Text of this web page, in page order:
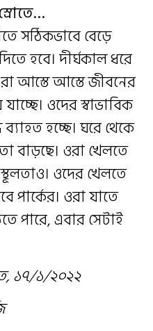
সঠিকভাবে বেড়ে
হবে। দীর্ঘকাল ধরে
আস্তে আস্তে জীবনের
ওদের স্বাভাবিক
হচ্ছে। ঘরে থেকে
বাড়ছে। ওরা খেলতে
ওদের খেলতে
পার্কের। ওরা যাতে
পারে, এবার সেটাই
১৭/১/২০২২